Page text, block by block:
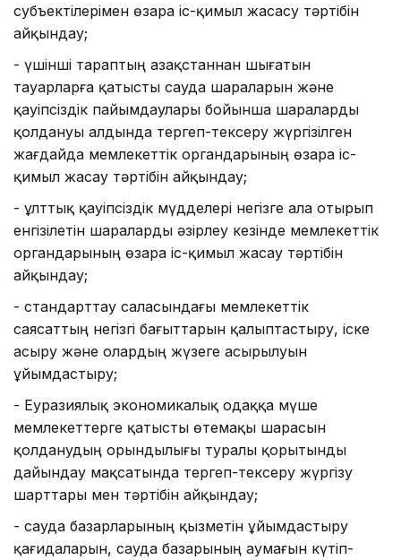
субъектілерімен өзара іс-қимыл жасасу тәртібін
айқындау;
- үшінші тараптың Қазақстаннан шығатын
тауарларға қатысты сауда шараларын және
қауіпсіздік пайымдаулары бойынша шараларды
қолдануы алдында тергеп-тексеру жүргізілген
жағдайда мемлекеттік органдарының өзара іс-
қимыл жасау тәртібін айқындау;
- ұлттық қауіпсіздік мүдделері негізге ала отырып
енгізілетін шараларды әзірлеу кезінде мемлекеттік
органдарының өзара іс-қимыл жасау тәртібін
айқындау;
- стандарттау саласындағы мемлекеттiк
саясаттың негiзгi бағыттарын қалыптастыру, іске
асыру және олардың жүзеге асырылуын
ұйымдастыру;
- Еуразиялық экономикалық одаққа мүше
мемлекеттерге қатысты өтемақы шарасын
қолданудың орындылығы туралы қорытынды
дайындау мақсатында тергеп-тексеру жүргізу
шарттары мен тәртібін айқындау;
- сауда базарларының қызметін ұйымдастыру
қағидаларын, сауда базарының аумағын күтіп-